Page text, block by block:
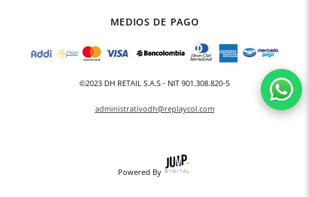
MEDIOS DE PAGO
©2023 DH RETAIL S.A.S - NIT 901.308.820-5
administrativodh@replaycol.com
Powered By